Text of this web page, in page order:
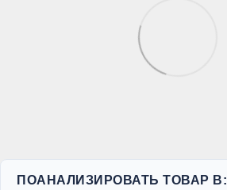
ПОАНАЛИЗИРОВАТЬ ТОВАР В: